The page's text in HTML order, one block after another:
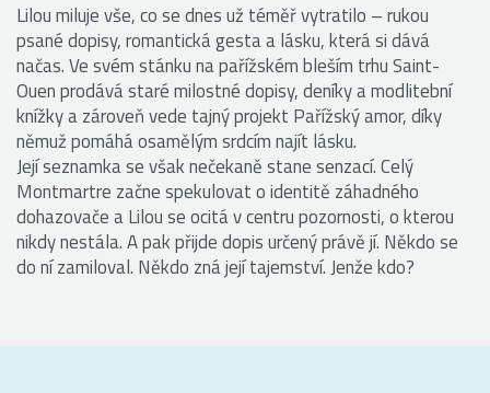
Lilou miluje vše, co se dnes už téměř vytratilo – rukou
psané dopisy, romantická gesta a lásku, která si dává
načas. Ve svém stánku na pařížském bleším trhu Saint-
Ouen prodává staré milostné dopisy, deníky a modlitební
knížky a zároveň vede tajný projekt Pařížský amor, díky
němuž pomáhá osamělým srdcím najít lásku.
Její seznamka se však nečekaně stane senzací. Celý
Montmartre začne spekulovat o identitě záhadného
dohazovače a Lilou se ocitá v centru pozornosti, o kterou
nikdy nestála. A pak přijde dopis určený právě jí. Někdo se
do ní zamiloval. Někdo zná její tajemství. Jenže kdo?